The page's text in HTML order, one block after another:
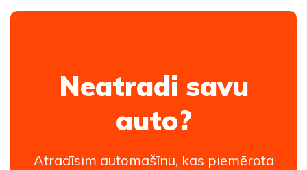
Neatradi savu
auto?
Atradīsim automašīnu, kas piemērota